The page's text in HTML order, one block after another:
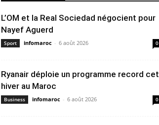
L’OM et la Real Sociedad négocient pour
Nayef Aguerd
Sport infomaroc - 6 août 2026 0
Ryanair déploie un programme record cet
hiver au Maroc
Business infomaroc - 6 août 2026 0